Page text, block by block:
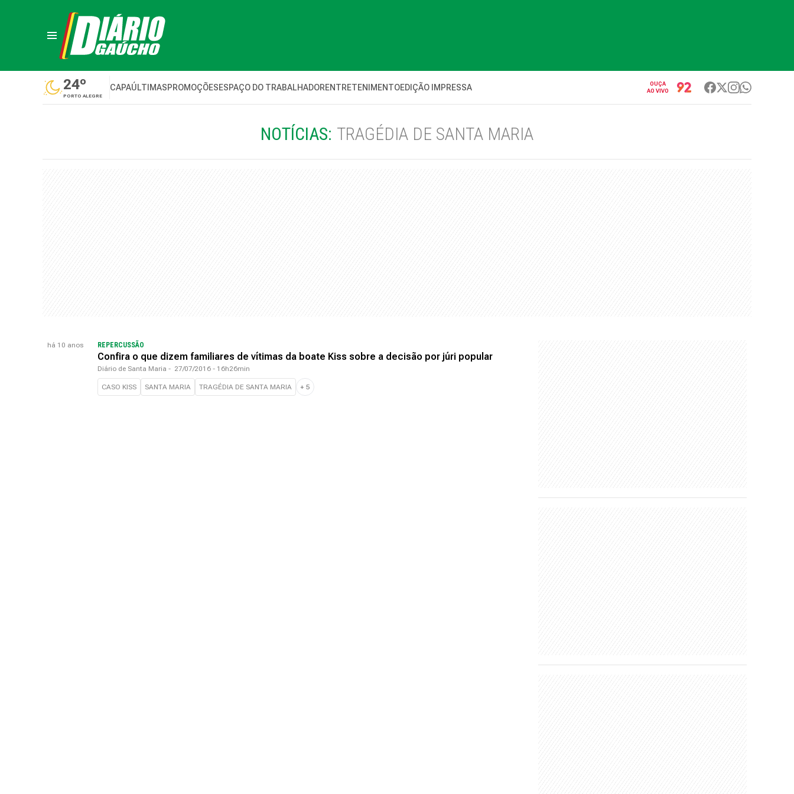
24º
PORTO ALEGRE
CAPAÚLTIMASPROMOÇÕESESPAÇO DO TRABALHADORENTRETENIMENTOEDIÇÃO IMPRESSA
OUÇA
AO VIVO
NOTÍCIAS: TRAGÉDIA DE SANTA MARIA
há 10 anos REPERCUSSÃO
Confira o que dizem familiares de vítimas da boate Kiss sobre a decisão por júri popular
Diário de Santa Maria - 27/07/2016 - 16h26min
CASO KISS SANTA MARIA TRAGÉDIA DE SANTA MARIA + 5